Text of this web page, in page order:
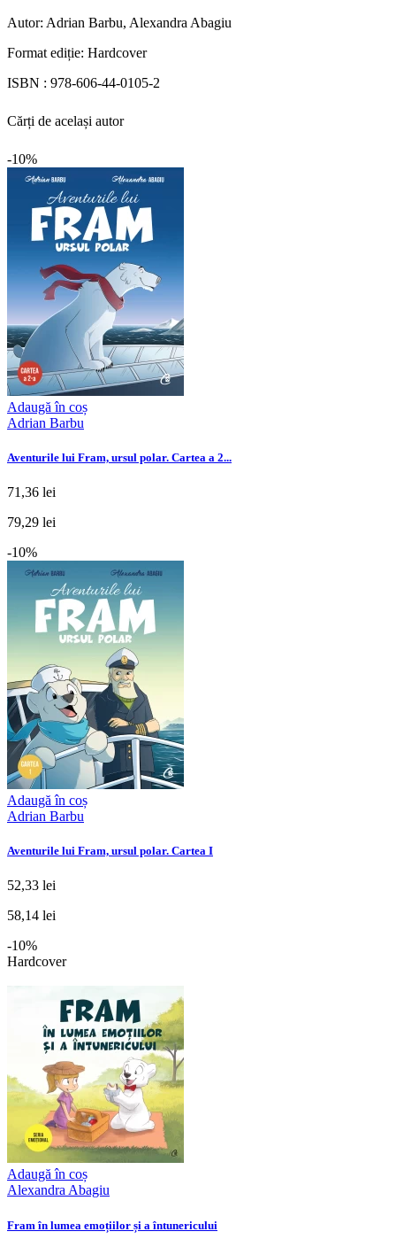
Autor: Adrian Barbu, Alexandra Abagiu
Format ediție: Hardcover
ISBN : 978-606-44-0105-2
Cărți de același autor
-10%
Adaugă în coș
Adrian Barbu
Aventurile lui Fram, ursul polar. Cartea a 2...
71,36 lei
79,29 lei
-10%
Adaugă în coș
Adrian Barbu
Aventurile lui Fram, ursul polar. Cartea I
52,33 lei
58,14 lei
-10%
Hardcover
Adaugă în coș
Alexandra Abagiu
Fram în lumea emoțiilor și a întunericului